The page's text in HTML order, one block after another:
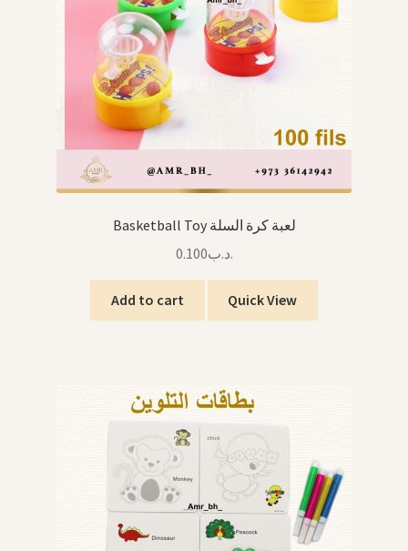
Basketball Toy لعبة كرة السلة
.د.ب0.100
Add to cart Quick View